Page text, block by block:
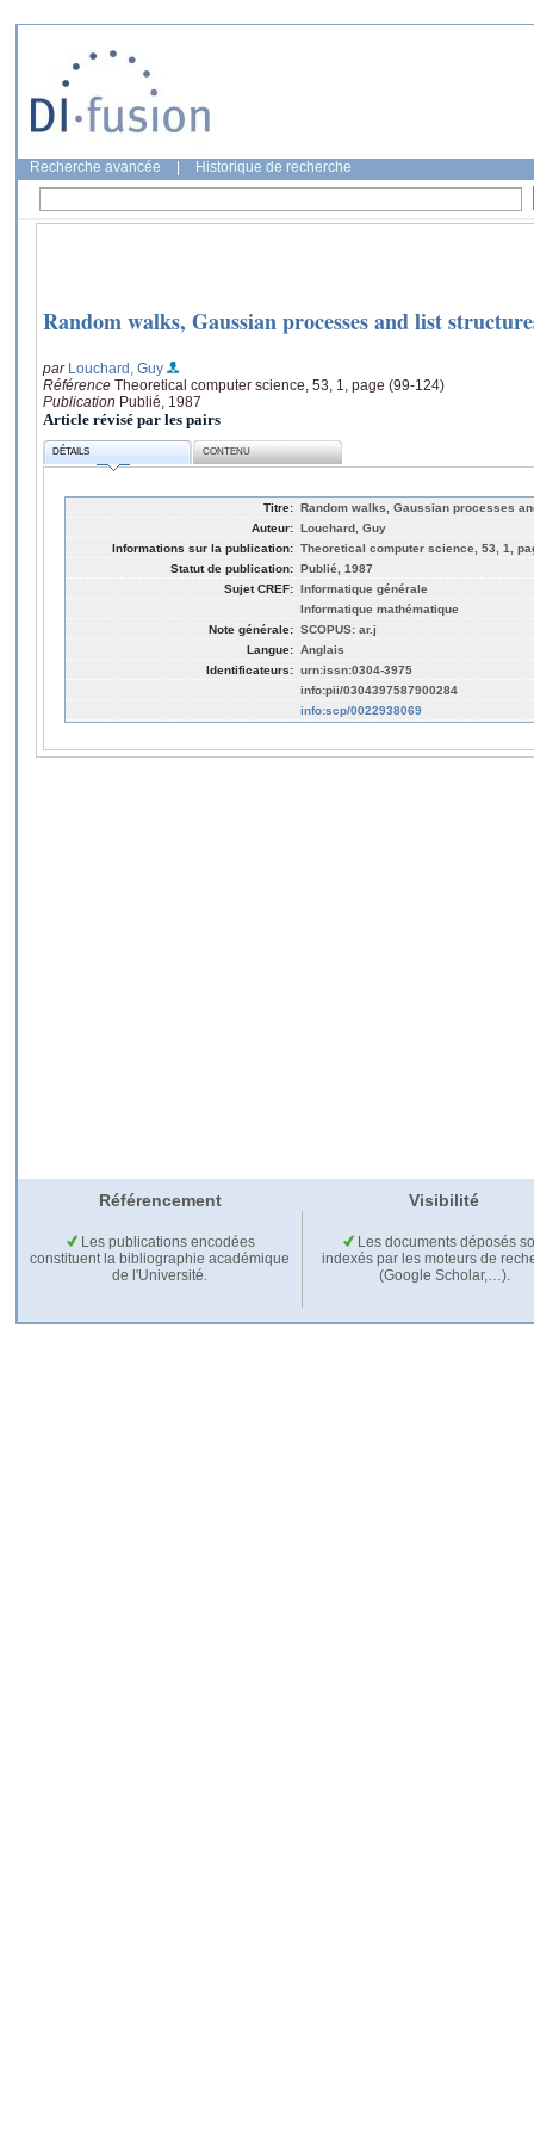
Recherche avancée Historique de recherche
Random walks, Gaussian processes and list
par Louchard, Guy
Référence Theoretical computer science, 53, 1, page (99-124)
Publication Publié, 1987
Article révisé par les pairs
DÉTAILS CONTENU
Titre: Random walks, Gaussian processes
Auteur: Louchard, Guy
Informations sur la publication: Theoretical computer science, 53, 1,
Statut de publication: Publié, 1987
Sujet CREF: Informatique générale
Informatique mathématique
Note générale: SCOPUS: ar.j
Langue: Anglais
Identificateurs: urn:issn:0304-3975
info:pii/0304397587900284
info:scp/0022938069
Référencement Visibilité
Les publications encodées
constituent la bibliographie académique
de l'Université.
Les documents déposés
indexés par les moteurs de
(Google Scholar,…).